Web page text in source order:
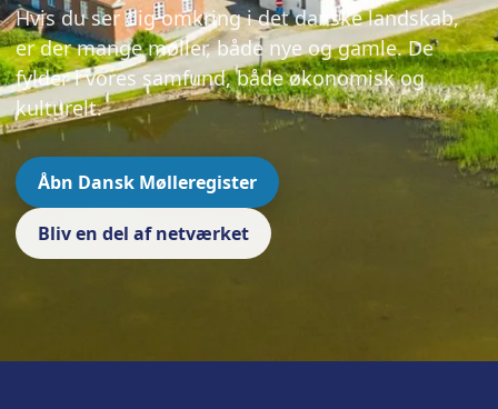
Hvis du ser dig omkring i det danske landskab,
er der mange møller, både nye og gamle. De
fylder i vores samfund, både økonomisk og
kulturelt.
Åbn Dansk Mølleregister
Bliv en del af netværket